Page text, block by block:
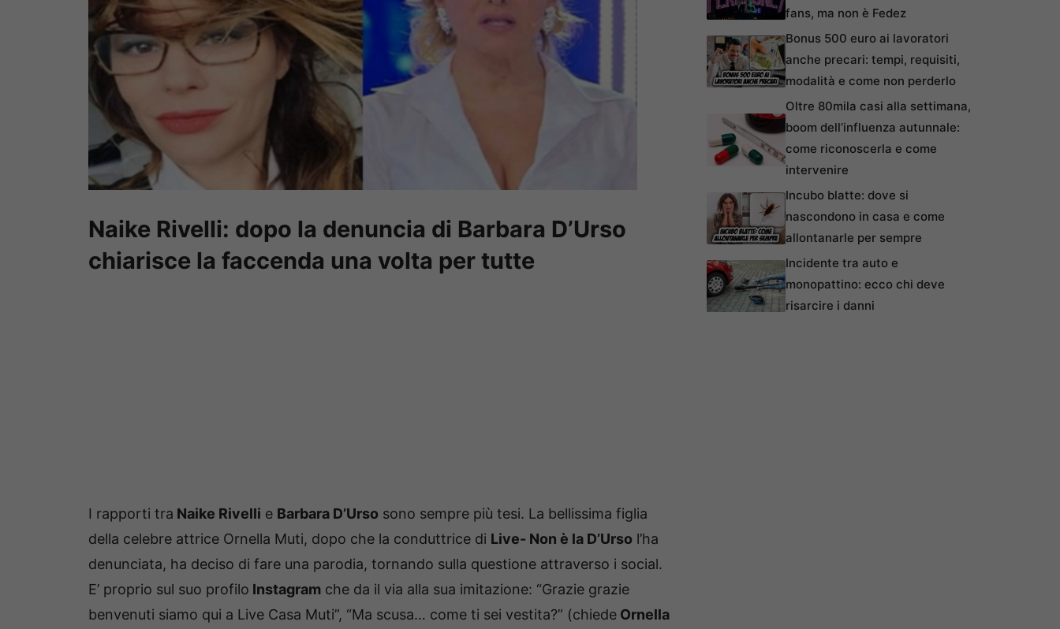
Naike Rivelli: dopo la denuncia di Barbara D’Urso
chiarisce la faccenda una volta per tutte
I rapporti tra Naike Rivelli e Barbara D’Urso sono sempre più tesi. La bellissima figlia
della celebre attrice Ornella Muti, dopo che la conduttrice di Live- Non è la D’Urso l’ha
denunciata, ha deciso di fare una parodia, tornando sulla questione attraverso i social.
E’ proprio sul suo profilo Instagram che da il via alla sua imitazione: “Grazie grazie
benvenuti siamo qui a Live Casa Muti”, “Ma scusa… come ti sei vestita?” (chiede Ornella
fans, ma non è Fedez
Bonus 500 euro ai lavoratori
anche precari: tempi, requisiti,
modalità e come non perderlo
Oltre 80mila casi alla settimana,
boom dell’influenza autunnale:
come riconoscerla e come
intervenire
Incubo blatte: dove si
nascondono in casa e come
allontanarle per sempre
Incidente tra auto e
monopattino: ecco chi deve
risarcire i danni